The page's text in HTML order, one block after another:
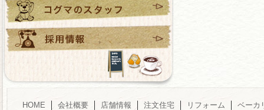
HOME 会社概要 店舗情報 注文住宅 リフォーム ベーカ